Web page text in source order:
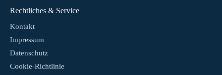
Rechtliches & Service
Kontakt
Impressum
Datenschutz
Cookie-Richtlinie